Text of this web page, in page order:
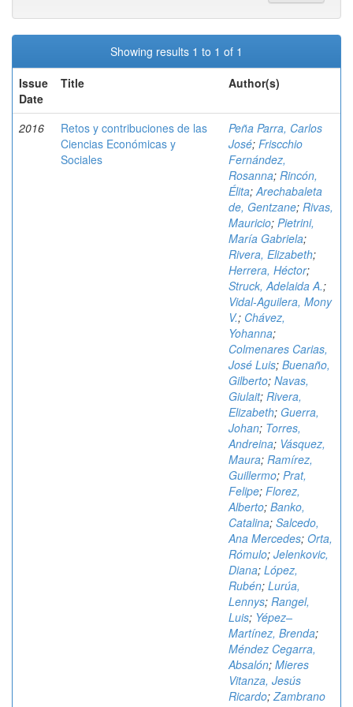
Showing results 1 to 1 of 1
Issue
Date
Title Author(s)
2016
Retos y contribuciones de las
Ciencias Económicas y
Sociales
Peña Parra, Carlos
José; Friscchio
Fernández,
Rosanna; Rincón,
Élita;Arechabaleta
de, Gentzane; Rivas,
Mauricio; Pietrini,
María Gabriela;
Rivera, Elizabeth;
Herrera, Héctor;
Struck, Adelaida A.;
Vidal-Aguilera, Mony
V.; Chávez,
Yohanna;
Colmenares Carias,
José Luis; Buenaño,
Gilberto; Navas,
Giulait; Rivera,
Elizabeth; Guerra,
Johan; Torres,
Andreina; Vásquez,
Maura; Ramírez,
Guillermo; Prat,
Felipe; Florez,
Alberto; Banko,
Catalina; Salcedo,
Ana Mercedes; Orta,
Rómulo; Jelenkovic,
Diana; López,
Rubén; Lurúa,
Lennys; Rangel,
Luis; Yépez–
Martínez, Brenda;
Méndez Cegarra,
Absalón; Mieres
Vitanza, Jesús
Ricardo;Zambrano